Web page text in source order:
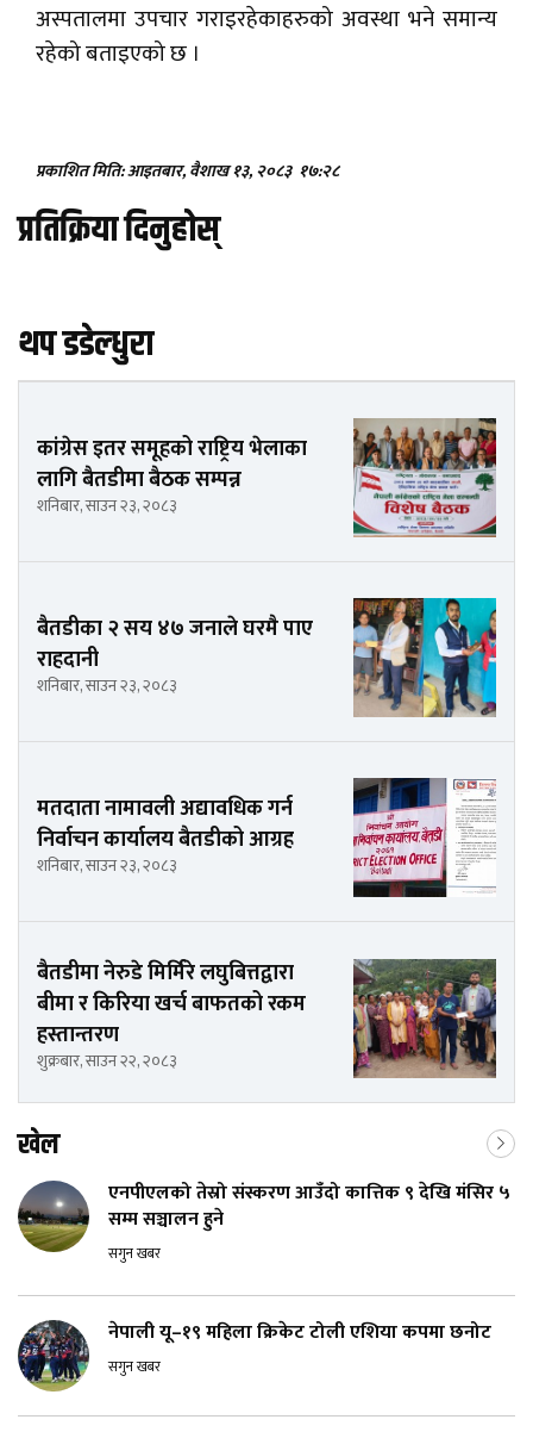
अस्पतालमा उपचार गराइरहेकाहरुको अवस्था भने समान्य
रहेको बताइएको छ ।
प्रकाशित मिति: आइतबार, वैशाख १३, २०८३ १७:२८
प्रतिक्रिया दिनुहोस्
थप डडेल्धुरा
कांग्रेस इतर समूहको राष्ट्रिय भेलाका
लागि बैतडीमा बैठक सम्पन्न
शनिबार, साउन २३, २०८३
बैतडीका २ सय ४७ जनाले घरमै पाए
राहदानी
शनिबार, साउन २३, २०८३
मतदाता नामावली अद्यावधिक गर्न
निर्वाचन कार्यालय बैतडीको आग्रह
शनिबार, साउन २३, २०८३
बैतडीमा नेरुडे मिर्मिरे लघुबित्तद्वारा
बीमा र किरिया खर्च बाफतको रकम
हस्तान्तरण
शुक्रबार, साउन २२, २०८३
खेल
एनपीएलको तेस्रो संस्करण आउँदो कात्तिक ९ देखि मंसिर ५
सम्म सञ्चालन हुने
सगुन खबर
नेपाली यू–१९ महिला क्रिकेट टोली एशिया कपमा छनोट
सगुन खबर